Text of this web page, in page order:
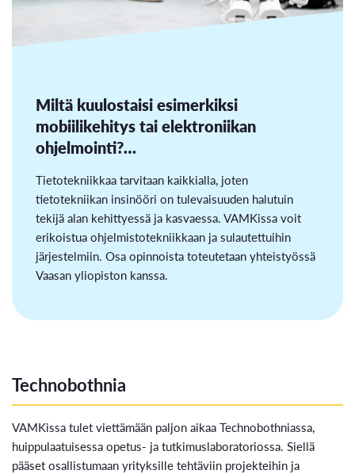
Miltä kuulostaisi esimerkiksi
mobiilikehitys tai elektroniikan
ohjelmointi?…
Tietotekniikkaa tarvitaan kaikkialla, joten
tietotekniikan insinööri on tulevaisuuden halutuin
tekijä alan kehittyessä ja kasvaessa. VAMKissa voit
erikoistua ohjelmistotekniikkaan ja sulautettuihin
järjestelmiin. Osa opinnoista toteutetaan yhteistyössä
Vaasan yliopiston kanssa.
Technobothnia
VAMKissa tulet viettämään paljon aikaa Technobothniassa,
huippulaatuisessa opetus- ja tutkimuslaboratoriossa. Siellä
pääset osallistumaan yrityksille tehtäviin projekteihin ja